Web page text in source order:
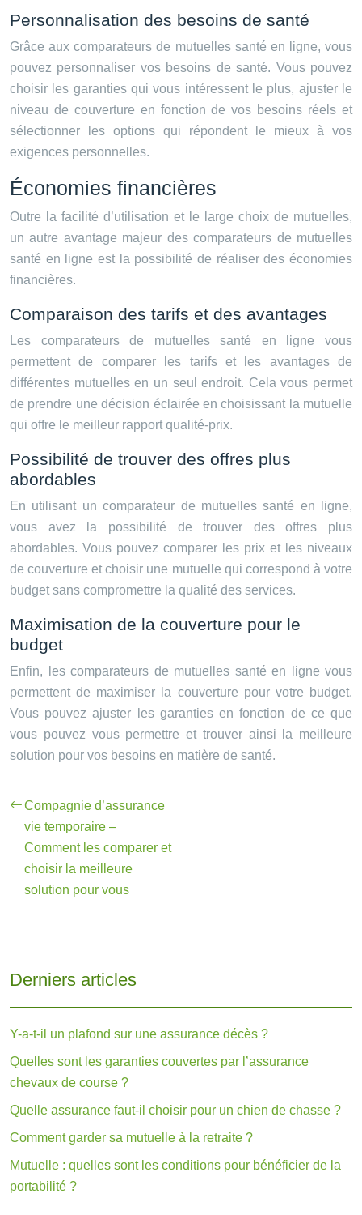
Personnalisation des besoins de santé
Grâce aux comparateurs de mutuelles santé en ligne, vous
pouvez personnaliser vos besoins de santé. Vous pouvez
choisir les garanties qui vous intéressent le plus, ajuster le
niveau de couverture en fonction de vos besoins réels et
sélectionner les options qui répondent le mieux à vos
exigences personnelles.
Économies financières
Outre la facilité d’utilisation et le large choix de mutuelles,
un autre avantage majeur des comparateurs de mutuelles
santé en ligne est la possibilité de réaliser des économies
financières.
Comparaison des tarifs et des avantages
Les comparateurs de mutuelles santé en ligne vous
permettent de comparer les tarifs et les avantages de
différentes mutuelles en un seul endroit. Cela vous permet
de prendre une décision éclairée en choisissant la mutuelle
qui offre le meilleur rapport qualité-prix.
Possibilité de trouver des offres plus
abordables
En utilisant un comparateur de mutuelles santé en ligne,
vous avez la possibilité de trouver des offres plus
abordables. Vous pouvez comparer les prix et les niveaux
de couverture et choisir une mutuelle qui correspond à votre
budget sans compromettre la qualité des services.
Maximisation de la couverture pour le
budget
Enfin, les comparateurs de mutuelles santé en ligne vous
permettent de maximiser la couverture pour votre budget.
Vous pouvez ajuster les garanties en fonction de ce que
vous pouvez vous permettre et trouver ainsi la meilleure
solution pour vos besoins en matière de santé.
Compagnie d’assurance
vie temporaire –
Comment les comparer et
choisir la meilleure
solution pour vous
Derniers articles
Y-a-t-il un plafond sur une assurance décès ?
Quelles sont les garanties couvertes par l’assurance
chevaux de course ?
Quelle assurance faut-il choisir pour un chien de chasse ?
Comment garder sa mutuelle à la retraite ?
Mutuelle : quelles sont les conditions pour bénéficier de la
portabilité ?